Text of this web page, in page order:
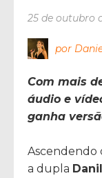
25 de outubro
por
Com mais
áudio e
ganha
Ascendendo
a dupla